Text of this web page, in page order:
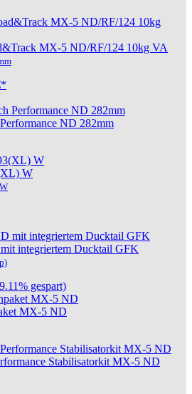
MX-5 ND/RF/124 10kg VA
ND 282mm
W
integriertem Ducktail GFK
gespart)
MX-5 ND
Stabilisatorkit MX-5 ND